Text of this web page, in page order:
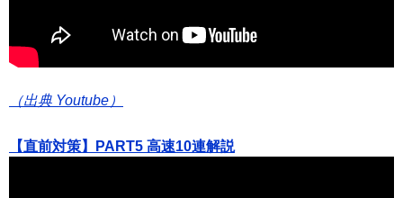
（出典 Youtube）
【直前対策】PART5 高速10連解説